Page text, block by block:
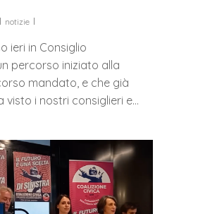
notizie
ieri in Consiglio
percorso iniziato alla
mandato, e che già
visto i nostri consiglieri e…
0